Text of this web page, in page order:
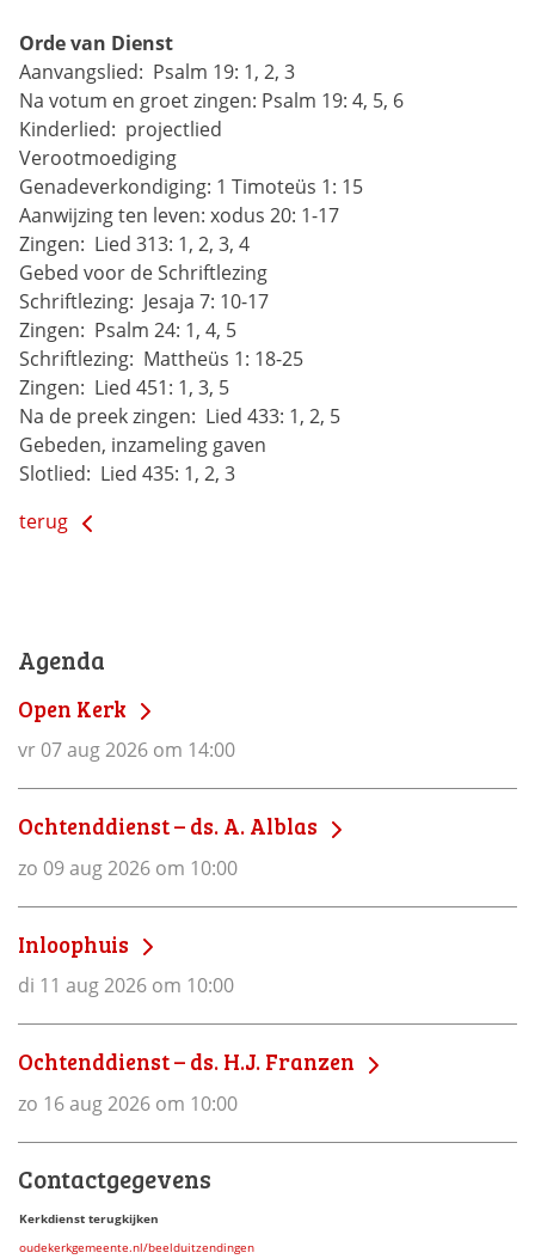
Orde van Dienst
Aanvangslied: Psalm 19: 1, 2, 3
Na votum en groet zingen: Psalm 19: 4, 5, 6
Kinderlied: projectlied
Verootmoediging
Genadeverkondiging: 1 Timoteüs 1: 15
Aanwijzing ten leven: xodus 20: 1-17
Zingen: Lied 313: 1, 2, 3, 4
Gebed voor de Schriftlezing
Schriftlezing: Jesaja 7: 10-17
Zingen: Psalm 24: 1, 4, 5
Schriftlezing: Mattheüs 1: 18-25
Zingen: Lied 451: 1, 3, 5
Na de preek zingen: Lied 433: 1, 2, 5
Gebeden, inzameling gaven
Slotlied: Lied 435: 1, 2, 3
terug
Agenda
Open Kerk
vr 07 aug 2026 om 14:00
Ochtenddienst – ds. A. Alblas
zo 09 aug 2026 om 10:00
Inloophuis
di 11 aug 2026 om 10:00
Ochtenddienst – ds. H.J. Franzen
zo 16 aug 2026 om 10:00
Contactgegevens
Kerkdienst terugkijken
oudekerkgemeente.nl/beelduitzendingen